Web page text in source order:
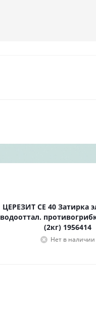
ЦЕРЕЗИТ CE 40 Затирка
водооттал.
(2кг) 1956414
Нет в наличии